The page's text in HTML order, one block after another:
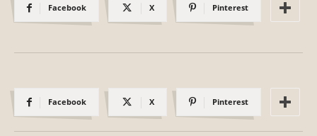
Facebook X Pinterest
Facebook X Pinterest